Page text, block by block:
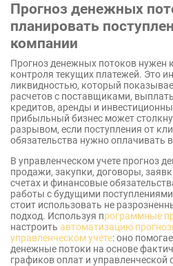
Прогноз денежных
планировать
компании
Прогноз денежных потоков нужен
контроля текущих платежей. Это
ликвидностью, который
расчетов с поставщиками,
кредитов, аренды и
прибыльный бизнес может
разрывом, если поступления от
обязательства нужно оплачивать
В управленческом учете прогноз
продажи, закупки, договоры,
счетах и финансовые
работы с будущими
стоит использовать не
подход. Используя программные
настроить автоматизацию
управленческом учете: оно
денежные потоки на основе
графиков оплат и управленческой